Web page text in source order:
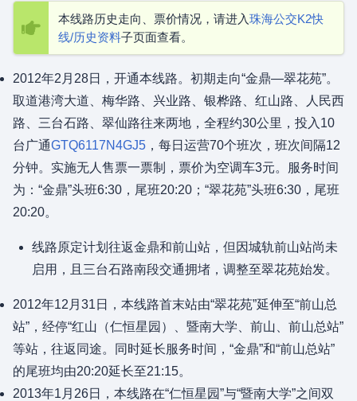
本线路历史走向、票价情况，请进入珠海公交K2快
线/历史资料子页面查看。
2012年2月28日，开通本线路。初期走向“金鼎—翠花苑”。
取道港湾大道、梅华路、兴业路、银桦路、红山路、人民西
路、三台石路、翠仙路往来两地，全程约30公里，投入10
台广通GTQ6117N4GJ5 ，每日运营70个班次，班次间隔12
分钟。实施无人售票一票制，票价为空调车3元。服务时间
为：“金鼎”头班6:30，尾班20:20；“翠花苑”头班6:30，尾班
20:20。
线路原定计划往返金鼎和前山站，但因城轨前山站尚未
启用，且三台石路南段交通拥堵，调整至翠花苑始发。
2012年12月31日，本线路首末站由“翠花苑”延伸至“前山总
站”，经停“红山（仁恒星园）、暨南大学、前山、前山总站”
等站，往返同途。同时延长服务时间，“金鼎”和“前山总站”
的尾班均由20:20延长至21:15。
2013年1月26日，本线路在“仁恒星园”与“暨南大学”之间双